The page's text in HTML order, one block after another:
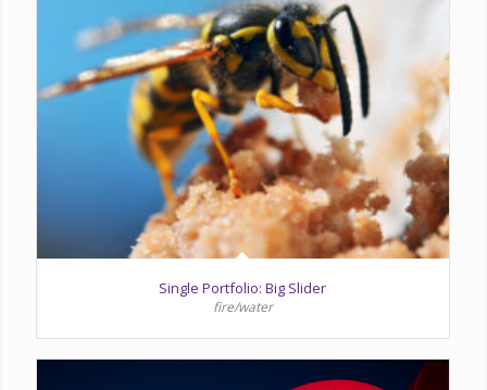
Single Portfolio: Big Slider
fire/water